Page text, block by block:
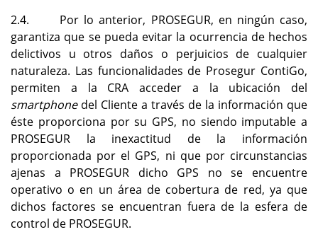
2.4. Por lo anterior, PROSEGUR, en ningún caso,
garantiza que se pueda evitar la ocurrencia de hechos
delictivos u otros daños o perjuicios de cualquier
naturaleza. Las funcionalidades de Prosegur ContiGo,
permiten a la CRA acceder a la ubicación del
smartphonedel Cliente a través de la información que
éste proporciona por su GPS, no siendo imputable a
PROSEGUR la inexactitud de la información
proporcionada por el GPS, ni que por circunstancias
ajenas a PROSEGUR dicho GPS no se encuentre
operativo o en un área de cobertura de red, ya que
dichos factores se encuentran fuera de la esfera de
control de PROSEGUR.